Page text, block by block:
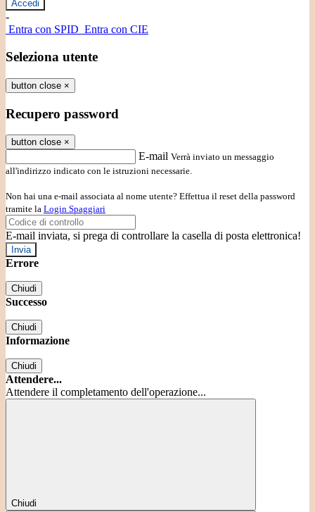
-
Entra con SPID Entra con CIE
Seleziona utente
button close ×
Recupero password
button close ×
E-mail Verrà inviato un messaggio
all'indirizzo indicato con le istruzioni necessarie.
Non hai una e-mail associata al nome utente? Effettua il reset della password
tramite la Login Spaggiari
E-mail inviata, si prega di controllare la casella di posta elettronica!
Errore
Chiudi
Successo
Chiudi
Informazione
Chiudi
Attendere...
Attendere il completamento dell'operazione...
Chiudi